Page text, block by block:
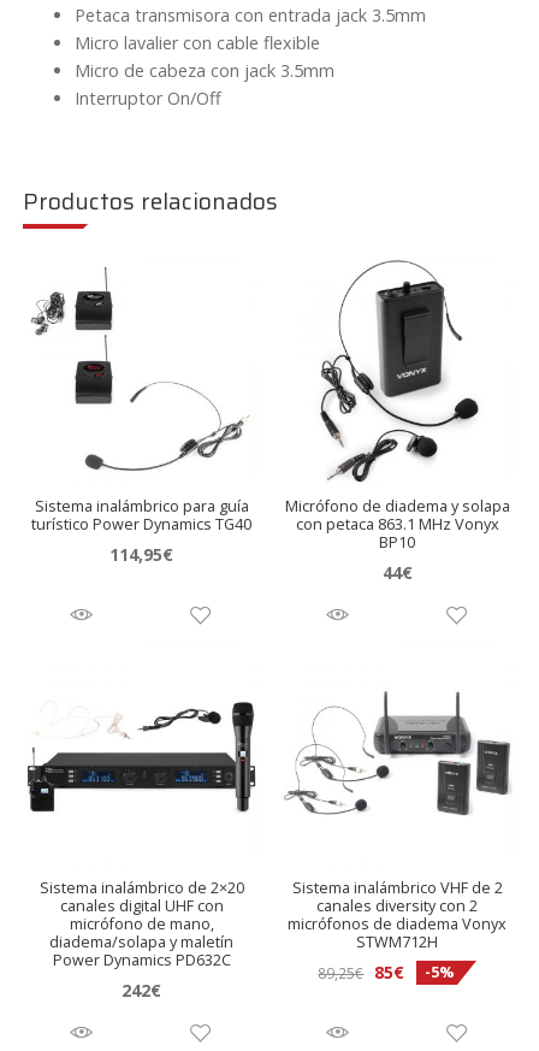
Petaca transmisora con entrada jack 3.5mm
Micro lavalier con cable flexible
Micro de cabeza con jack 3.5mm
Interruptor On/Off
Productos relacionados
Sistema inalámbrico para guía
turístico Power Dynamics TG40
114,95€
Micrófono de diadema y solapa
con petaca 863.1 MHz Vonyx
BP10
44€
Sistema inalámbrico de 2×20
canales digital UHF con
micrófono de mano,
diadema/solapa y maletín
Power Dynamics PD632C
242€
Sistema inalámbrico VHF de 2
canales diversity con 2
micrófonos de diadema Vonyx
STWM712H
89,25€ El
85€El
actual
-5%